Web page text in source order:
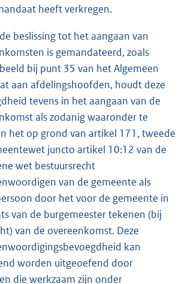
heeft verkregen.
beslissing tot het aangaan van
is gemandateerd, zoals
bij punt 35 van het Algemeen
aan afdelingshoofden, houdt deze
tevens in het aangaan van de
als zodanig waaronder te
het op grond van artikel 171, tweede
juncto artikel 10:12 van de
wet bestuursrecht
van de gemeente als
door het voor de gemeente in
van de burgemeester tekenen (bij
van de overeenkomst. Deze
kan
worden uitgeoefend door
die werkzaam zijn onder